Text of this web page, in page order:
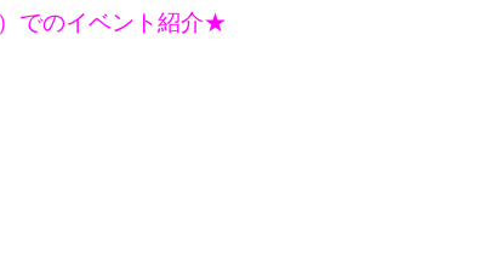
でのイベント紹介★